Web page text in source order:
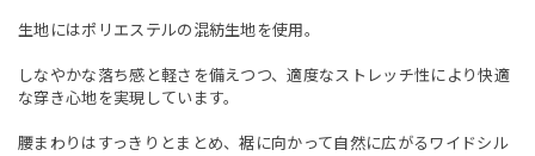
生地にはポリエステルの混紡生地を使用。
しなやかな落ち感と軽さを備えつつ、適度なストレッチ性により快適
な穿き心地を実現しています。
腰まわりはすっきりとまとめ、裾に向かって自然に広がるワイドシル